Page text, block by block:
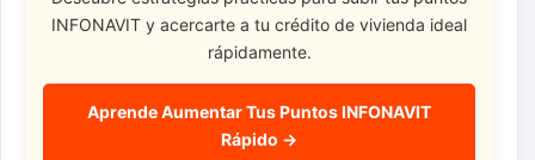
INFONAVIT y acercarte a tu crédito de vivienda ideal
rápidamente.
Aprende Aumentar Tus Puntos INFONAVIT
Rápido →